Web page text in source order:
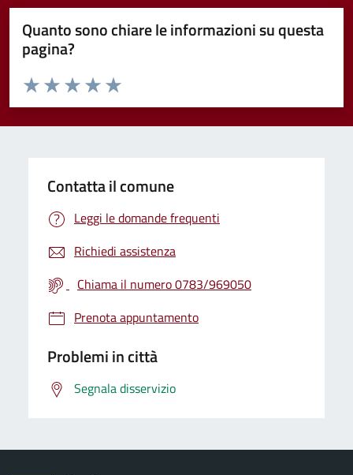
Quanto sono chiare le informazioni su questa
pagina?
Valuta da 1 a 5 stelle la pagina
Valuta 5 stelle su 5
Valuta 4 stelle su 5
Valuta 3 stelle su 5
Valuta 2 stelle su 5
Valuta 1 stelle su 5
Contatta il comune
Leggi le domande frequenti
Richiedi assistenza
Chiama il numero 0783/969050
Prenota appuntamento
Problemi in città
Segnala disservizio